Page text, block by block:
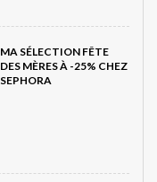
MA SÉLECTION FÊTE
DES MÈRES À -25% CHEZ
SEPHORA